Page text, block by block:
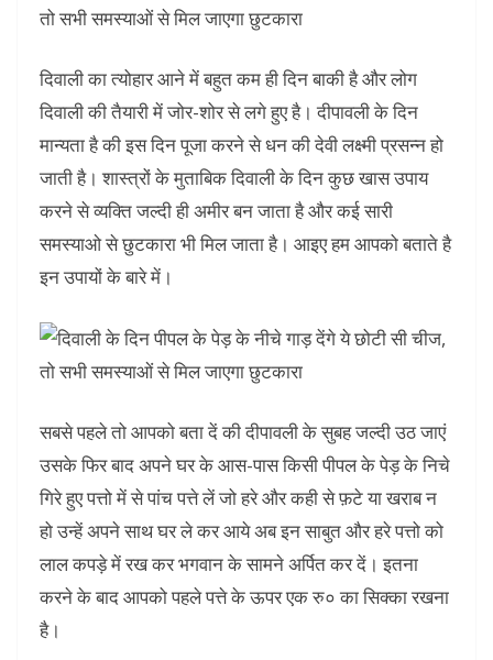
दिवाली का त्योहार आने में बहुत कम ही दिन बाकी है और लोग
दिवाली की तैयारी में जोर-शोर से लगे हुए है। दीपावली के दिन
मान्यता है की इस दिन पूजा करने से धन की देवी लक्ष्मी प्रसन्न हो
जाती है। शास्त्रों के मुताबिक दिवाली के दिन कुछ खास उपाय
करने से व्यक्ति जल्दी ही अमीर बन जाता है और कई सारी
समस्याओ से छुटकारा भी मिल जाता है। आइए हम आपको बताते है
इन उपायों के बारे में।
सबसे पहले तो आपको बता दें की दीपावली के सुबह जल्दी उठ जाएं
उसके फिर बाद अपने घर के आस-पास किसी पीपल के पेड़ के निचे
गिरे हुए पत्तो में से पांच पत्ते लें जो हरे और कही से फ़टे या खराब न
हो उन्हें अपने साथ घर ले कर आये अब इन साबुत और हरे पत्तो को
लाल कपड़े में रख कर भगवान के सामने अर्पित कर दें। इतना
करने के बाद आपको पहले पत्ते के ऊपर एक रु० का सिक्का रखना
है।